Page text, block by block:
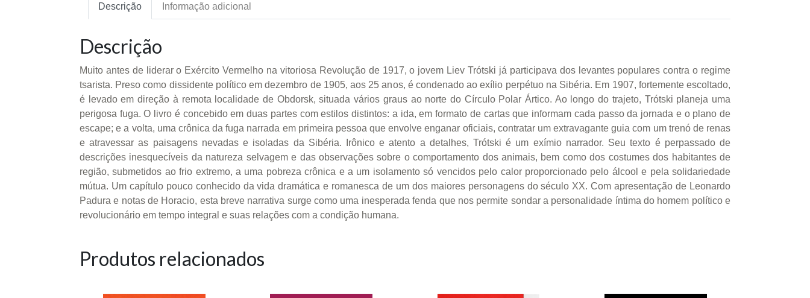
Descrição Informação adicional
Descrição
Muito antes de liderar o Exército Vermelho na vitoriosa Revolução de 1917, o jovem Liev Trótski já participava dos levantes populares contra o regime
tsarista. Preso como dissidente político em dezembro de 1905, aos 25 anos, é condenado ao exílio perpétuo na Sibéria. Em 1907, fortemente escoltado,
é levado em direção à remota localidade de Obdorsk, situada vários graus ao norte do Círculo Polar Ártico. Ao longo do trajeto, Trótski planeja uma
perigosa fuga. O livro é concebido em duas partes com estilos distintos: a ida, em formato de cartas que informam cada passo da jornada e o plano de
escape; e a volta, uma crônica da fuga narrada em primeira pessoa que envolve enganar oficiais, contratar um extravagante guia com um trenó de renas
e atravessar as paisagens nevadas e isoladas da Sibéria. Irônico e atento a detalhes, Trótski é um exímio narrador. Seu texto é perpassado de
descrições inesquecíveis da natureza selvagem e das observações sobre o comportamento dos animais, bem como dos costumes dos habitantes de
região, submetidos ao frio extremo, a uma pobreza crônica e a um isolamento só vencidos pelo calor proporcionado pelo álcool e pela solidariedade
mútua. Um capítulo pouco conhecido da vida dramática e romanesca de um dos maiores personagens do século XX. Com apresentação de Leonardo
Padura e notas de Horacio, esta breve narrativa surge como uma inesperada fenda que nos permite sondar a personalidade íntima do homem político e
revolucionário em tempo integral e suas relações com a condição humana.
Produtos relacionados